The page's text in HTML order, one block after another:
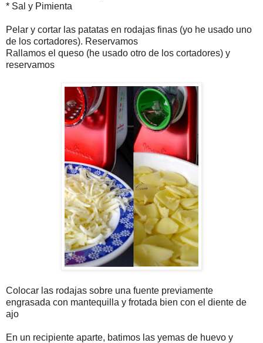
* Sal y Pimienta
Pelar y cortar las patatas en rodajas finas (yo he usado uno
de los cortadores). Reservamos
Rallamos el queso (he usado otro de los cortadores) y
reservamos
Colocar las rodajas sobre una fuente previamente
engrasada con mantequilla y frotada bien con el diente de
ajo
En un recipiente aparte, batimos las yemas de huevo y